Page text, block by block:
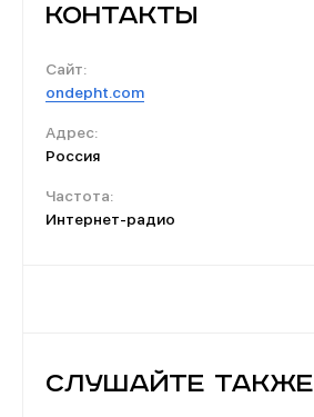
Контакты
Сайт:
ondepht.com
Адрес:
Россия
Частота:
Интернет-радио
Слушайте также